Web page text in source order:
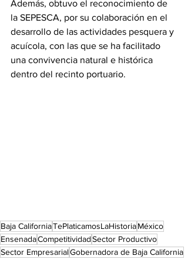
Además, obtuvo el reconocimiento de
la SEPESCA, por su colaboración en el
desarrollo de las actividades pesquera y
acuícola, con las que se ha facilitado
una convivencia natural e histórica
dentro del recinto portuario.
Baja CaliforniaTePlaticamosLaHistoriaMéxico
EnsenadaCompetitividadSector Productivo
Sector EmpresarialGobernadora de Baja California